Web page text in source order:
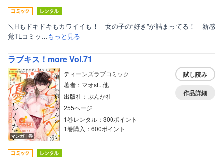
＼Hもドキドキもカワイイも！ 女の子の“好き”が詰まってる！ 新感
覚TLコミッ…もっと見る
ラブキス！more Vol.71
マンガ｜巻
ティーンズラブコミック
著者：マオst...他
出版社：ぶんか社
255ページ
1巻レンタル：300ポイント
1巻購入：600ポイント
試し読み
作品詳細